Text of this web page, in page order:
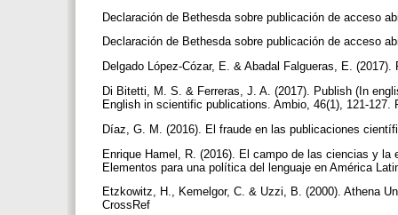
Declaración de Bethesda sobre publicación de acceso
Declaración de Bethesda sobre publicación de acceso
Delgado López-Cózar, E. & Abadal Falgueras, E.
Di Bitetti, M. S. & Ferreras, J. A. (2017). Publish (In
English in scientific publications. Ambio, 46(1), 121-
Díaz, G. M. (2016). El fraude en las publicaciones
Enrique Hamel, R. (2016). El campo de las ciencias y
Elementos para una política del lenguaje en América
Etzkowitz, H., Kemelgor, C. & Uzzi, B. (2000). Athena
CrossRef